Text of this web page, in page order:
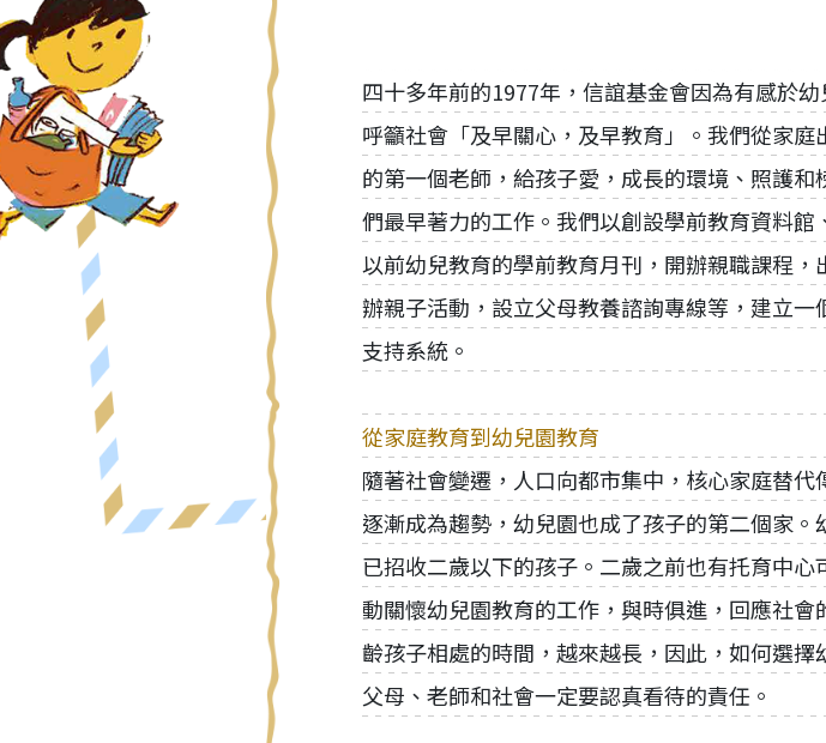
四十多年前的1977年，信誼基金會因為有感於幼
呼籲社會「及早關心，及早教育」。我們從家
的第一個老師，給孩子愛，成長的環境、照護和
們最早著力的工作。我們以創設學前教育資料館
以前幼兒教育的學前教育月刊，開辦親職課程，
辦親子活動，設立父母教養諮詢專線等，建立一
支持系統。
從家庭教育到幼兒園教育
隨著社會變遷，人口向都市集中，核心家庭替
逐漸成為趨勢，幼兒園也成了孩子的第二個家
已招收二歲以下的孩子。二歲之前也有托育中
動關懷幼兒園教育的工作，與時俱進，回應社
齡孩子相處的時間，越來越長，因此，如何選
父母、老師和社會一定要認真看待的責任。